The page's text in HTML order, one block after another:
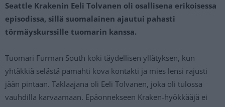
Seattle Krakenin Eeli Tolvanen oli osallisena erikoisessa
episodissa, sillä suomalainen ajautui pahasti
törmäyskurssille tuomarin kanssa.
Tuomari Furman South koki täydellisen yllätyksen, kun
yhtäkkiä selästä pamahti kova kontakti ja mies lensi rajusti
jään pintaan. Taklaajana oli Eeli Tolvanen, joka oli tulossa
vauhdilla karvaamaan. Epäonnekseen Kraken-hyökkääjä ei